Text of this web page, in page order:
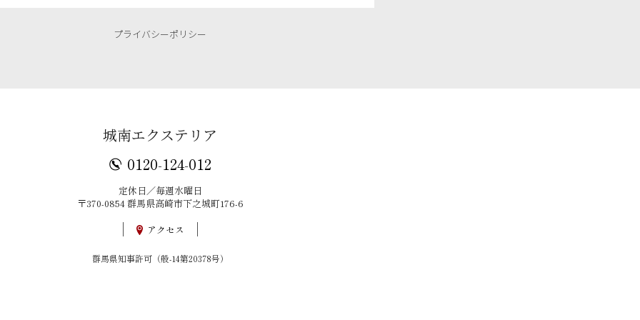
プライバシーポリシー
城南エクステリア
0120-124-012
定休日／毎週水曜日
〒370-0854 群馬県高崎市下之城町176-6
アクセス
群馬県知事許可（般-14第20378号）